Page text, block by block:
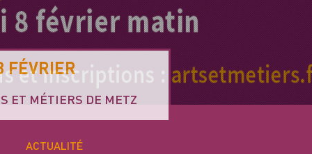
FÉVRIER
ET MÉTIERS DE METZ
ACTUALITÉ